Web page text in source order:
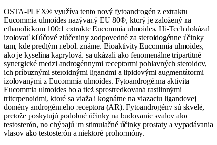
OSTA-PLEX® využíva tento nový fytoandrogén z extraktu
Eucommia ulmoides nazývaný EU 80®, ktorý je založený na
ethanolickom 100:1 extrakte Eucommia ulmoides. Hi-Tech dokázal
izolovať kľúčové zlúčeniny zodpovedné za steroidogénne účinky
tam, kde predtým neboli známe. Bioaktivity Eucommia ulmoides,
ako je kyselina kaprylová, sa ukázali ako fenomenálne tripartitné
synergické medzi androgénnymi receptormi pohlavných steroidov,
ich príbuznými steroidnými ligandmi a lipidovými augmentátormi
izolovanými z Eucommia ulmoides. Fytoandrogénna aktivita
Eucommia ulmoides bola tiež sprostredkovaná rastlinnými
triterpenoidmi, ktoré sa viažali kognátne na viazaciu ligandovej
domény androgénneho receptora (AR). Fytoandrogény sú skvelé,
pretože poskytujú podobné účinky na budovanie svalov ako
testosterón, no chýbajú im stimulačné účinky prostaty a vypadávania
vlasov ako testosterón a niektoré prohormóny.